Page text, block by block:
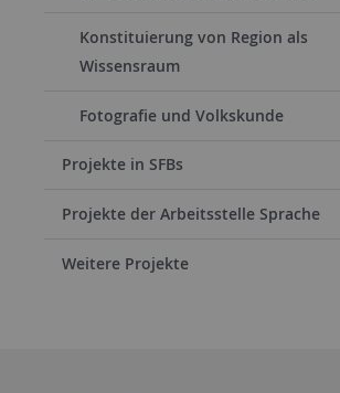
Konstituierung von Region als
Wissensraum
Fotografie und Volkskunde
Projekte in SFBs
Projekte der Arbeitsstelle Sprache
Weitere Projekte